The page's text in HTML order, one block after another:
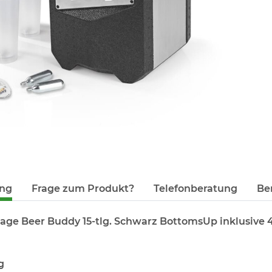
Frage zum Produkt? Telefonberatung
Beer Buddy 15-tlg. Schwarz BottomsUp inklusive
13,55 €